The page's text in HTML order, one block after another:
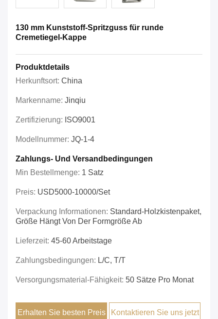
130 mm Kunststoff-Spritzguss für runde
Cremetiegel-Kappe
Produktdetails
Herkunftsort: China
Markenname: Jinqiu
Zertifizierung: ISO9001
Modellnummer: JQ-1-4
Zahlungs- Und Versandbedingungen
Min Bestellmenge: 1 Satz
Preis: USD5000-10000/set
Verpackung Informationen: Standard-Holzkistenpaket,
Größe Hängt Von Der Formgröße Ab
Lieferzeit: 45-60 Arbeitstage
Zahlungsbedingungen: L/C, T/T
Versorgungsmaterial-Fähigkeit: 50 Sätze Pro Monat
Erhalten Sie besten Preis Kontaktieren Sie uns jetzt